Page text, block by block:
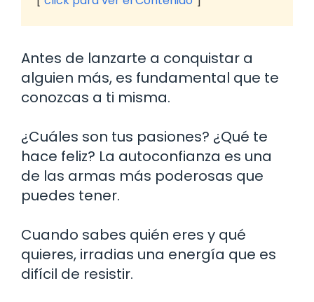
Antes de lanzarte a conquistar a
alguien más, es fundamental que te
conozcas a ti misma.
¿Cuáles son tus pasiones? ¿Qué te
hace feliz? La autoconfianza es una
de las armas más poderosas que
puedes tener.
Cuando sabes quién eres y qué
quieres, irradias una energía que es
difícil de resistir.